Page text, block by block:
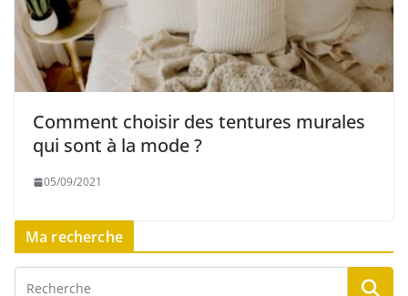
Comment choisir des tentures murales
qui sont à la mode ?
05/09/2021
Ma recherche